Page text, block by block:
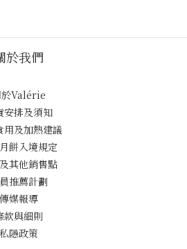
於我們
於Valérie
安排及須知
用及加熱建議
餅入境規定
其他銷售點
推薦計劃
傳媒報導
款與細則
私隱政策